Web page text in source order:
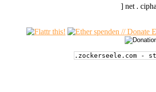
] net .
.zockerseele.com -